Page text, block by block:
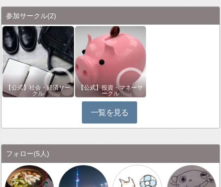
参加サークル(2)
【公式】社会・経済サー
クル
【公式】投資・マネーサ
ークル
一覧を見る
フォロー(5人)